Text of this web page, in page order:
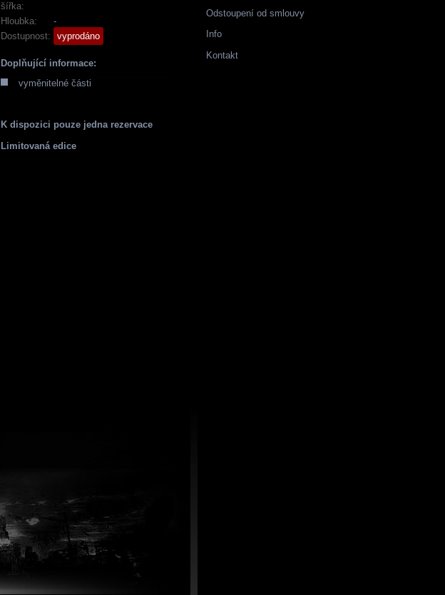
šířka:
Hloubka:
-
Dostupnost:
vyprodáno
Doplňující informace:
vyměnitelné části
K dispozici pouze jedna rezervace
Limitovaná edice
Odstoupení od smlouvy
Info
Kontakt